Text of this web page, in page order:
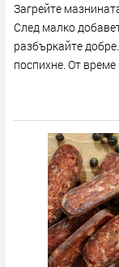
Загрейте
След малко
разбъркайте
поспихне. От време